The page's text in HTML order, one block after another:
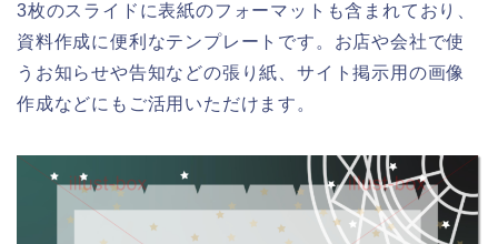
3枚のスライドに表紙のフォーマットも含まれており、
資料作成に便利なテンプレートです。お店や会社で使
うお知らせや告知などの張り紙、サイト掲示用の画像
作成などにもご活用いただけます。